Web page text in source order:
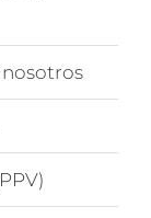
nosotros